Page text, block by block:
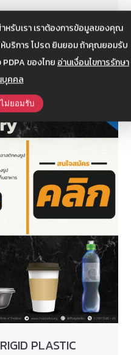
รับเรา เราต้องการข้อมูลของคุณ
ห้บริการ โปรด ยินยอม ถ้าคุณยอมรับ
ของไทยอ่านเงื่อนไขการรักษา
คคล
ไม่ยอมรับ
รรจุภัณฑ์อาหารอย่างครบ
PLASTIC